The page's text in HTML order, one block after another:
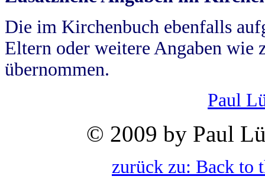
Die im Kirchenbuch ebenfalls
Eltern oder weitere Angaben wie
übernommen.
Paul
© 2009 by Paul
zurück zu: Back to